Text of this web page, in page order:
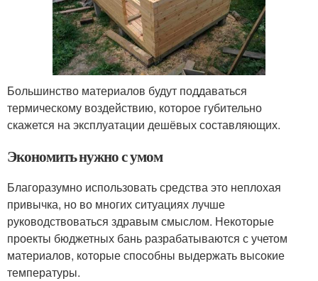
Большинство материалов будут поддаваться
термическому воздействию, которое губительно
скажется на эксплуатации дешёвых составляющих.
Экономить нужно с умом
Благоразумно использовать средства это неплохая
привычка, но во многих ситуациях лучше
руководствоваться здравым смыслом. Некоторые
проекты бюджетных бань разрабатываются с учетом
материалов, которые способны выдержать высокие
температуры.